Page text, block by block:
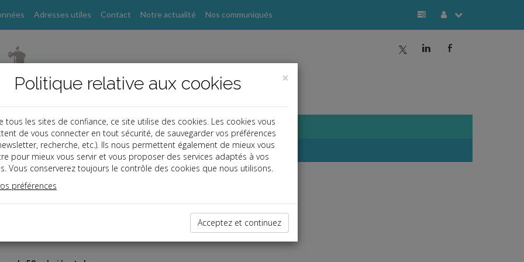
Adresses utiles Contact Notre actualité Nos communiqués
b
j
a
: juillet
×
Politique relative aux cookies
tous les sites de confiance, ce site utilise des cookies. Les cookies vous
de vous connecter en tout sécurité, de sauvegarder vos préférences
recherche, etc.). Ils nous permettent également de mieux vous
pour mieux vous servir et vous proposer des services adaptés à vos
Vous conserverez toujours le contrôle des cookies que nous utilisons.
préférences
Acceptez et continuez